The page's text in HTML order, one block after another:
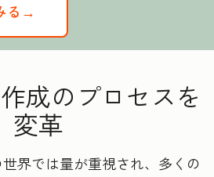
る→
成のプロセスを
変革
界では量が重視され、多くの